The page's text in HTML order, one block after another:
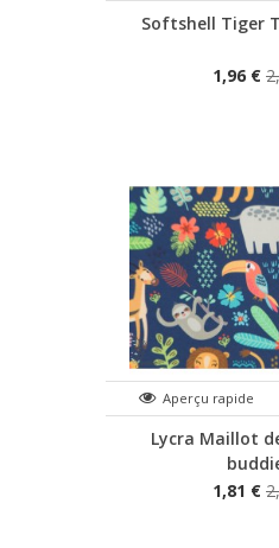
Softshell Tiger
1,96 €
Aperçu rapide
Lycra Maillot
1,81 €